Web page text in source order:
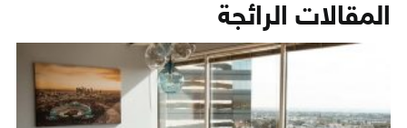
المقالات الرائجة